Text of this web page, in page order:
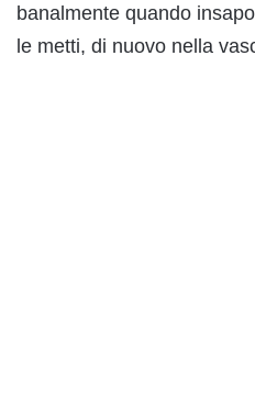
banalmente quando
le metti, di nuovo nella